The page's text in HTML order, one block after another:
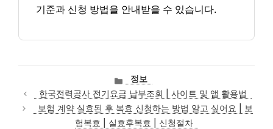
기준과 신청 방법을 안내받을 수 있습니다.
카
테
고
리
정보
한국전력공사 전기요금 납부조회 | 사이트 및 앱 활용법
보험 계약 실효된 후 복효 신청하는 방법 알고 싶어요 | 보
험복효 | 실효후복효 | 신청절차